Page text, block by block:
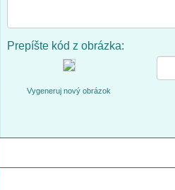
Prepíšte kód z obrázka:
Vygeneruj nový obrázok